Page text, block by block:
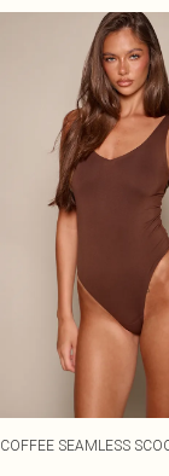
COFFEE SEAMLESS